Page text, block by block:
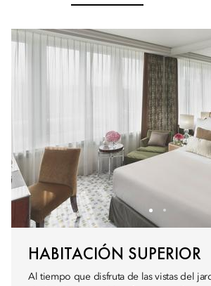
HABITACIÓN SUPERIOR
Al tiempo que disfruta de las vistas del